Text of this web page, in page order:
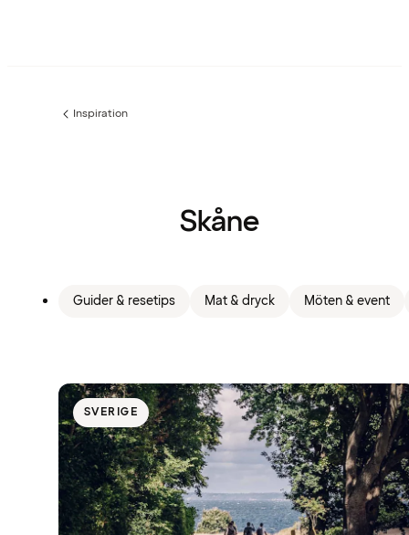
Föregående
Inspiration
Skåne
Guider & resetips Mat & dryck Möten & event
SVERIGE